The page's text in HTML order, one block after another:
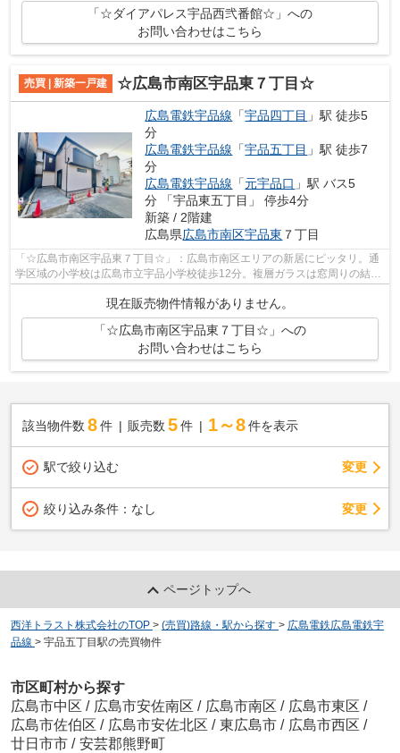
「☆ダイアパレス宇品西弐番館☆」への
お問い合わせはこちら
売買 | 新築一戸建 ☆広島市南区宇品東７丁目☆
広島電鉄宇品線 「宇品四丁目 」駅 徒歩5
分
広島電鉄宇品線 「宇品五丁目 」駅 徒歩7
分
広島電鉄宇品線 「元宇品口 」駅 バス5
分 「宇品東五丁目」 停歩4分
新築 / 2階建
広島県広島市南区宇品東 ７丁目
「☆広島市南区宇品東７丁目☆」：広島市南区エリアの新居にピッタリ。通
学区域の小学校は広島市立宇品小学校徒歩12分。複層ガラスは窓周りの結露
現在販売物件情報がありません。
「☆広島市南区宇品東７丁目☆」への
お問い合わせはこちら
該当物件数 8件 販売数 5 件 1～8 件を表示
駅で絞り込む 変更
絞り込み条件： なし 変更
ページトップへ
西洋トラスト株式会社のTOP > (売買)路線・駅から探す > 広島電鉄広島電鉄宇
品線 > 宇品五丁目駅の売買物件
市区町村から探す
広島市中区 / 広島市安佐南区 / 広島市南区 / 広島市東区 /
広島市佐伯区 / 広島市安佐北区 / 東広島市 / 広島市西区 /
廿日市市 / 安芸郡熊野町